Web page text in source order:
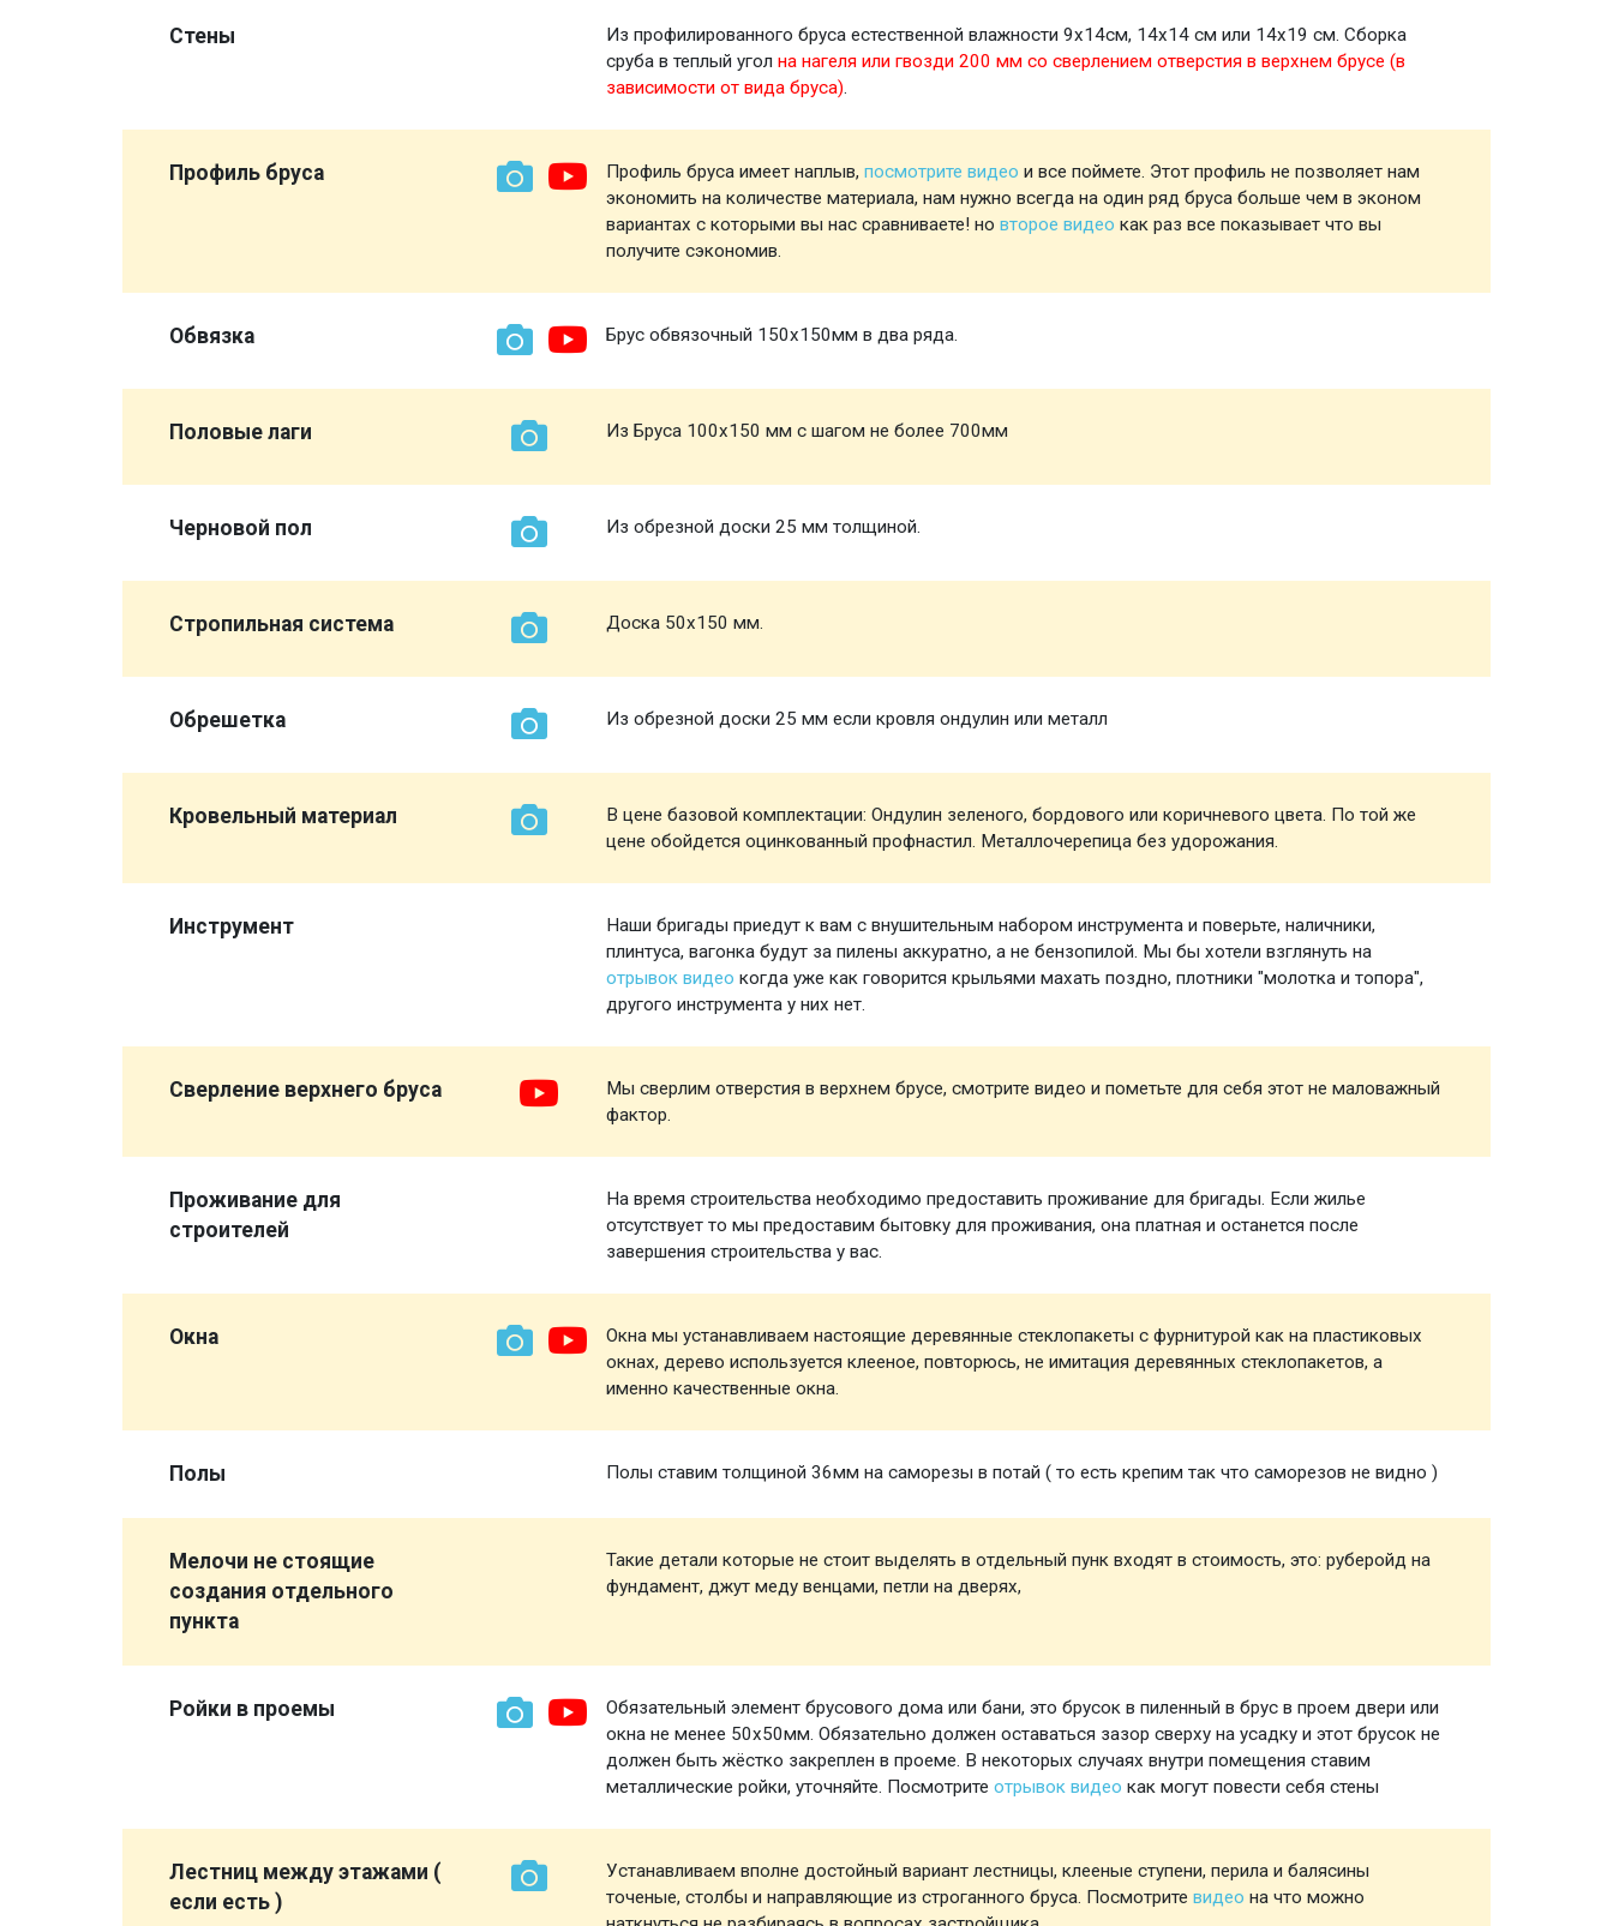
Стены
Из профилированного бруса естественной влажности 9х14см, 14х14 см или 14х19 см. Сборка
сруба в теплый угол на нагеля или гвозди 200 мм со сверлением отверстия в верхнем брусе (в
зависимости от вида бруса).
Профиль бруса Профиль бруса имеет наплыв, посмотрите видео и все поймете. Этот профиль не позволяет нам
экономить на количестве материала, нам нужно всегда на один ряд бруса больше чем в эконом
вариантах с которыми вы нас сравниваете! но второе видео как раз все показывает что вы
получите сэкономив.
Обвязка Брус обвязочный 150х150мм в два ряда.
Половые лаги Из Бруса 100х150 мм с шагом не более 700мм
Черновой пол Из обрезной доски 25 мм толщиной.
Стропильная система Доска 50х150 мм.
Обрешетка Из обрезной доски 25 мм если кровля ондулин или металл
Кровельный материал
В цене базовой комплектации: Ондулин зеленого, бордового или коричневого цвета. По той же
цене обойдется оцинкованный профнастил. Металлочерепица без удорожания.
Инструмент
Наши бригады приедут к вам с внушительным набором инструмента и поверьте, наличники,
плинтуса, вагонка будут за пилены аккуратно, а не бензопилой. Мы бы хотели взглянуть на
отрывок видео когда уже как говорится крыльями махать поздно, плотники "молотка и топора",
другого инструмента у них нет.
Сверление верхнего бруса
Мы сверлим отверстия в верхнем брусе, смотрите видео и пометьте для себя этот не маловажный
фактор.
Проживание для
строителей
На время строительства необходимо предоставить проживание для бригады. Если жилье
отсутствует то мы предоставим бытовку для проживания, она платная и останется после
завершения строительства у вас.
Окна
Окна мы устанавливаем настоящие деревянные стеклопакеты с фурнитурой как на пластиковых
окнах, дерево используется клееное, повторюсь, не имитация деревянных стеклопакетов, а
именно качественные окна.
Полы Полы ставим толщиной 36мм на саморезы в потай ( то есть крепим так что саморезов не видно )
Мелочи не стоящие
создания отдельного
пункта
Такие детали которые не стоит выделять в отдельный пунк входят в стоимость, это: руберойд на
фундамент, джут меду венцами, петли на дверях,
Ройки в проемы
Обязательный элемент брусового дома или бани, это брусок в пиленный в брус в проем двери или
окна не менее 50х50мм. Обязательно должен оставаться зазор сверху на усадку и этот брусок не
должен быть жёстко закреплен в проеме. В некоторых случаях внутри помещения ставим
металлические ройки, уточняйте. Посмотрите отрывок видео как могут повести себя стены
Лестниц между этажами (
если есть )
Устанавливаем вполне достойный вариант лестницы, клееные ступени, перила и балясины
точеные, столбы и направляющие из строганного бруса. Посмотрите видео на что можно